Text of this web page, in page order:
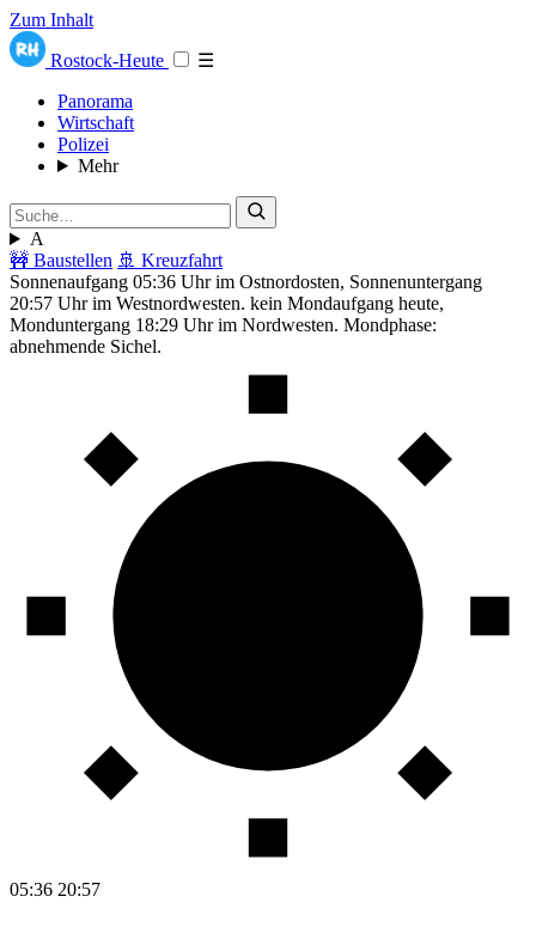
Zum Inhalt
Rostock-Heute
☰
Panorama
Wirtschaft
Polizei
Mehr
A
🚧 Baustellen 🚢 Kreuzfahrt
Sonnenaufgang 05:36 Uhr im Ostnordosten, Sonnenuntergang
20:57 Uhr im Westnordwesten. kein Mondaufgang heute,
Monduntergang 18:29 Uhr im Nordwesten. Mondphase:
abnehmende Sichel.
05:36 20:57